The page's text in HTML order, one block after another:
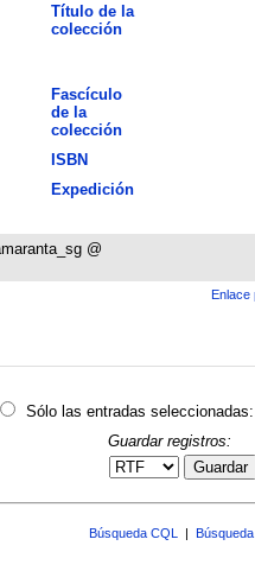
Título de la
colección
Fascículo
de la
colección
ISBN
Expedición
@
Enlace
Sólo las entradas seleccionadas:
Guardar registros:
Guardar
Búsqueda CQL